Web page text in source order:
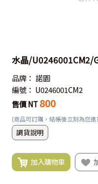
水晶/U0246001CM2/
品牌： 諾園
編號： U0246001CM2
售價 NT 800
(商品可訂購，結帳後立刻為您
調貨說明
加入購物車